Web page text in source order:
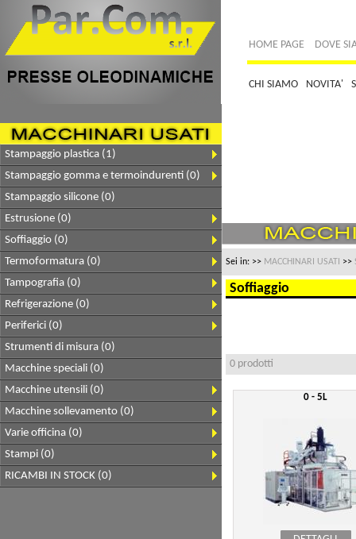
HOME PAGE DOVE
CHI SIAMO NOVITA'
Stampaggio plastica (1)
Stampaggio gomma e termoindurenti (0)
Stampaggio silicone (0)
Estrusione (0)
Soffiaggio (0)
Termoformatura (0)
Tampografia (0)
Refrigerazione (0)
Periferici (0)
Strumenti di misura (0)
Macchine speciali (0)
Macchine utensili (0)
Macchine sollevamento (0)
Varie officina (0)
Stampi (0)
RICAMBI IN STOCK (0)
Sei in: >> MACCHINARI USATI >>
Soffiaggio
0 prodotti
0 - 5L